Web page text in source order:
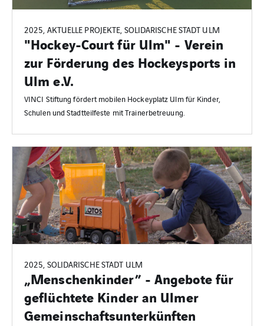
2025, AKTUELLE PROJEKTE, SOLIDARISCHE STADT ULM
"Hockey-Court für Ulm" - Verein
zur Förderung des Hockeysports in
Ulm e.V.
VINCI Stiftung fördert mobilen Hockeyplatz Ulm für Kinder,
Schulen und Stadtteilfeste mit Trainerbetreuung.
2025, SOLIDARISCHE STADT ULM
„Menschenkinder” - Angebote für
geflüchtete Kinder an Ulmer
Gemeinschaftsunterkünften